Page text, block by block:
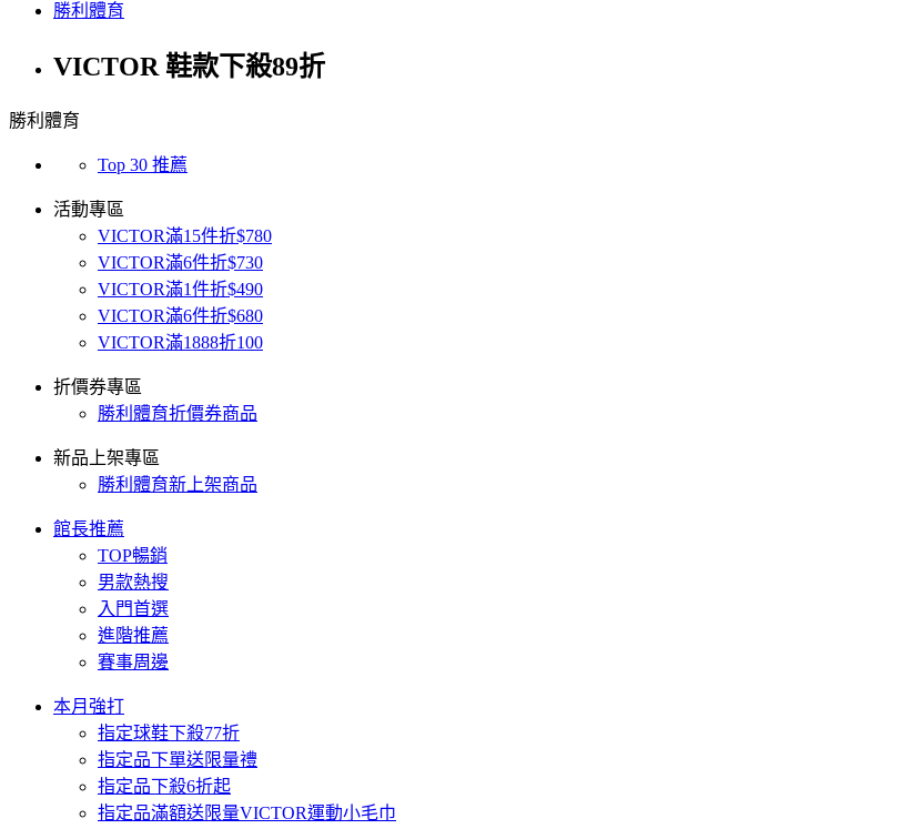
勝利體育
VICTOR 鞋款下殺89折
勝利體育
Top 30 推薦
活動專區
VICTOR滿15件折$780
VICTOR滿6件折$730
VICTOR滿1件折$490
VICTOR滿6件折$680
VICTOR滿1888折100
折價券專區
勝利體育折價券商品
新品上架專區
勝利體育新上架商品
館長推薦
TOP暢銷
男款熱搜
入門首選
進階推薦
賽事周邊
本月強打
指定球鞋下殺77折
指定品下單送限量禮
指定品下殺6折起
指定品滿額送限量VICTOR運動小毛巾